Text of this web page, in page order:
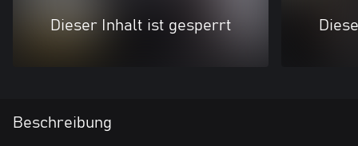
Dieser Inhalt ist gesperrt
Beschreibung